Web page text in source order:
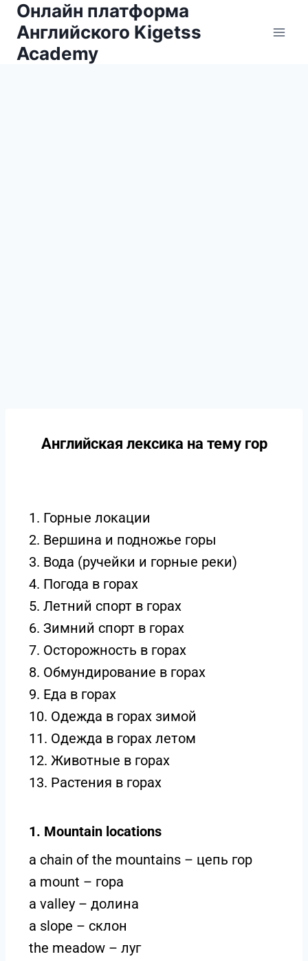
Онлайн платформа
Английского Kigetss
Academy
Английская лексика на тему гор
1. Горные локации
2. Вершина и подножье горы
3. Вода (ручейки и горные реки)
4. Погода в горах
5. Летний спорт в горах
6. Зимний спорт в горах
7. Осторожность в горах
8. Обмундирование в горах
9. Еда в горах
10. Одежда в горах зимой
11. Одежда в горах летом
12. Животные в горах
13. Растения в горах
1. Mountain locations
a chain of the mountains – цепь гор
a mount – гора
a valley – долина
a slope – склон
the meadow – луг